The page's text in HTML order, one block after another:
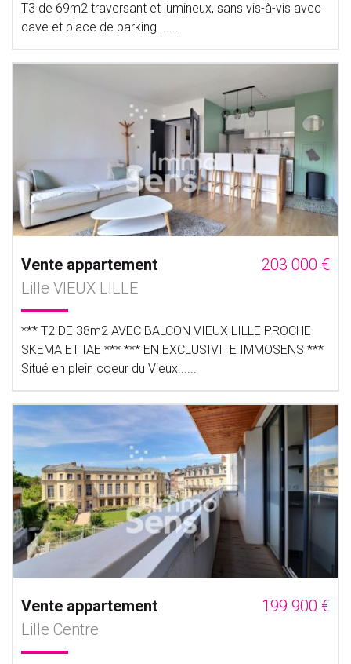
T3 de 69m2 traversant et lumineux, sans vis-à-vis avec
cave et place de parking ......
Vente appartement
203 000 €
Lille VIEUX LILLE
*** T2 DE 38m2 AVEC BALCON VIEUX LILLE PROCHE
SKEMA ET IAE *** *** EN EXCLUSIVITE IMMOSENS ***
Situé en plein coeur du Vieux......
Vente appartement
199 900 €
Lille Centre